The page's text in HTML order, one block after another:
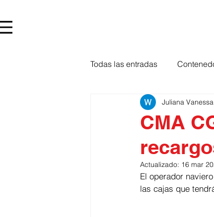
Todas las entradas
CMA
Juliana
Actualizado: 16 mar
El operador
las cajas que